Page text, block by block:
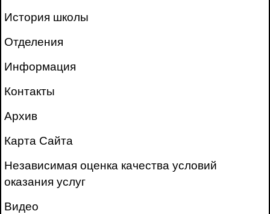
История школы
Отделения
Информация
Контакты
Архив
Карта Сайта
Независимая оценка качества условий
оказания услуг
Видео